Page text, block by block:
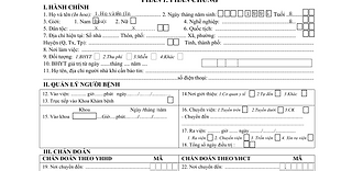
1. Họ và tên (In
hoa):
1 9 9 5
8
8
X
X